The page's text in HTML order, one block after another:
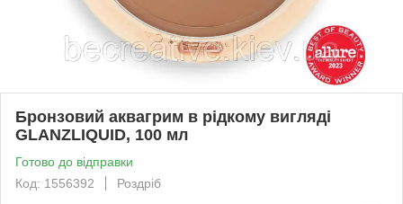
Бронзовий аквагрим в рідкому вигляді
GLANZLIQUID, 100 мл
Готово до відправки
Код: 1556392
Роздріб